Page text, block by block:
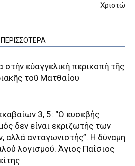
Χριστώ
ΠΕΡΙΣΣΟΤΕΡΑ
στὴν εὐαγγελικὴ περικοπὴ τῆς
τοῦ Ματθαίου
3, 5: “Ο ευσεβής
δεν είναι εκριζωτής των
αλλά ανταγωνιστής”. Η δύναμη
λογισμού. Άγιος Παΐσιος